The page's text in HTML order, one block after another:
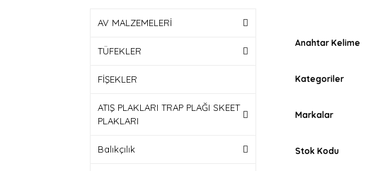
AV MALZEMELERİ
TÜFEKLER
FİŞEKLER
ATIŞ PLAKLARI TRAP PLAĞI SKEET
PLAKLARI
Balıkçılık
Anahtar Kelime
Kategoriler
Markalar
Stok Kodu